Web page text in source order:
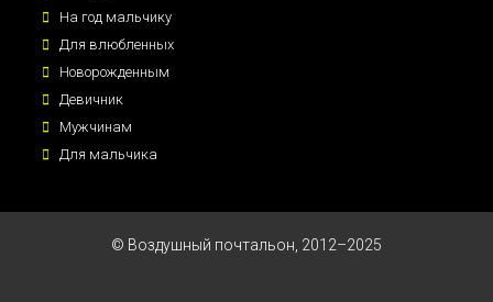
На год мальчику
Для влюбленных
Новорожденным
Девичник
Мужчинам
Для мальчика
© Воздушный почтальон, 2012–2025